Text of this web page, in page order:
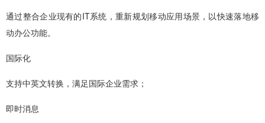
通过整合企业现有的IT系统，重新规划移动应用场景，以快速落地移
动办公功能。
国际化
支持中英文转换，满足国际企业需求；
即时消息